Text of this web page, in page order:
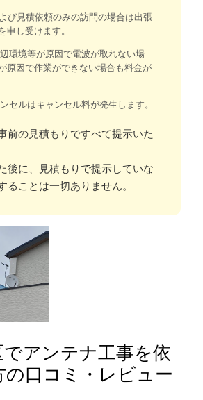
び見積依頼のみの訪問の場合は出張
申し受けます。
環境等が原因で電波が取れない場
原因で作業ができない場合も料金が
セルはキャンセル料が発生します。
前の見積もりですべて提示いた
後に、見積もりで提示していな
ることは一切ありません。
アンテナ工事を依
の口コミ・レビュー